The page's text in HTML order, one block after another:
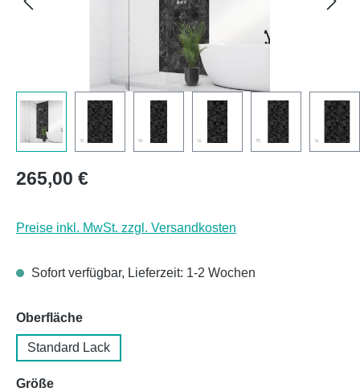
Regulärer Preis:
265,00 €
Preise inkl. MwSt. zzgl. Versandkosten
Sofort verfügbar, Lieferzeit: 1-2 Wochen
Oberflächeauswählen
Standard Lack
Größeauswählen